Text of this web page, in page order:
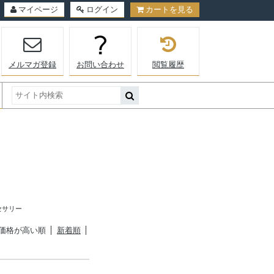
マイページ ログイン カートを見る
メルマガ登録 お問い合わせ 閲覧履歴
リー
格が高い順 新着順